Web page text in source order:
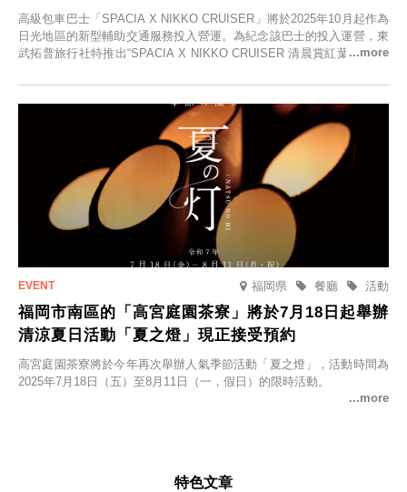
高級包車巴士「SPACIA X NIKKO CRUISER」將於2025年10月起作為
日光地區的新型輔助交通服務投入營運。為紀念該巴士的投入運營，東
武拓普旅行社特推出“SPACIA X NIKKO CRUISER 清晨賞紅葉之旅”，
福岡県 活動
餐廳
福岡市南區的「高宮庭園茶寮」將於7月18日起舉辦
清涼夏日活動「夏之燈」現正接受預約
高宮庭園茶寮將於今年再次舉辦人氣季節活動「夏之燈」，活動時間為
2025年7月18日（五）至8月11日（一，假日）的限時活動。
特色文章